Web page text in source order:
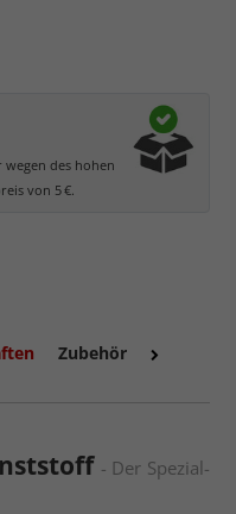
auf beiden Seiten,
Staub und feine
wegen des hohen
von 5 €.
Zubehör
- Der Spezial-